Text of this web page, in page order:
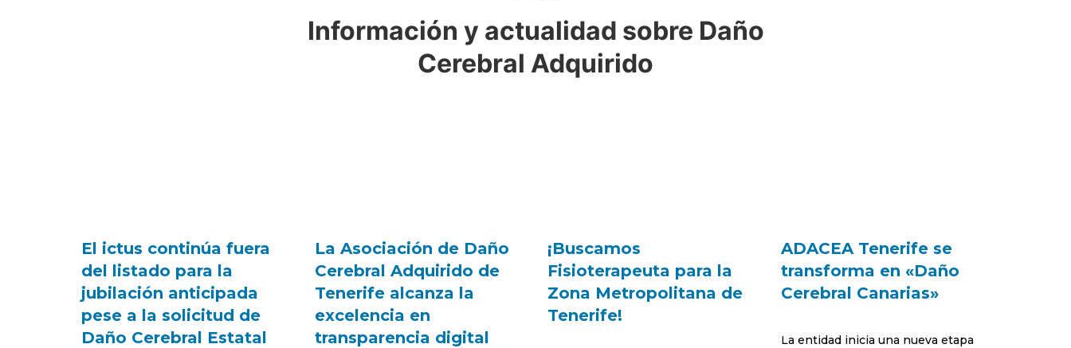
Información y actualidad sobre Daño
Cerebral Adquirido
El ictus continúa fuera
del listado para la
jubilación anticipada
pese a la solicitud de
Daño Cerebral Estatal
La Asociación de Daño
Cerebral Adquirido de
Tenerife alcanza la
excelencia en
transparencia digital
¡Buscamos
Fisioterapeuta para la
Zona Metropolitana de
Tenerife!
ADACEA Tenerife se
transforma en «Daño
Cerebral Canarias»
La entidad inicia una nueva etapa